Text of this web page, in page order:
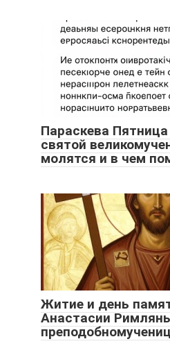
Параскева
святой
молятся и в чем
Житие и день
Анастасии